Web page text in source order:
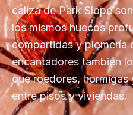
caliza de Park Slope
los mismos huecos
compartidas y plomería
encantadores también
que roedores, hormigas
entre pisos y viviendas.